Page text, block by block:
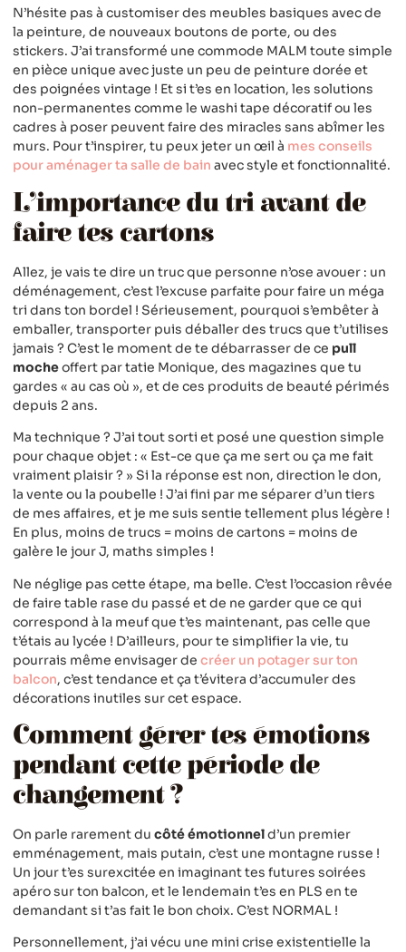
N’hésite pas à customiser des meubles basiques avec de
la peinture, de nouveaux boutons de porte, ou des
stickers. J’ai transformé une commode MALM toute simple
en pièce unique avec juste un peu de peinture dorée et
des poignées vintage ! Et si t’es en location, les solutions
non-permanentes comme le washi tape décoratif ou les
cadres à poser peuvent faire des miracles sans abîmer les
murs. Pour t’inspirer, tu peux jeter un œil à mes conseils
pour aménager ta salle de bain avec style et fonctionnalité.
L’importance du tri avant de
faire tes cartons
Allez, je vais te dire un truc que personne n’ose avouer : un
déménagement, c’est l’excuse parfaite pour faire un méga
tri dans ton bordel ! Sérieusement, pourquoi s’embêter à
emballer, transporter puis déballer des trucs que t’utilises
jamais ? C’est le moment de te débarrasser de ce pull
mocheoffert par tatie Monique, des magazines que tu
gardes « au cas où », et de ces produits de beauté périmés
depuis 2 ans.
Ma technique ? J’ai tout sorti et posé une question simple
pour chaque objet : « Est-ce que ça me sert ou ça me fait
vraiment plaisir ? » Si la réponse est non, direction le don,
la vente ou la poubelle ! J’ai fini par me séparer d’un tiers
de mes affaires, et je me suis sentie tellement plus légère !
En plus, moins de trucs = moins de cartons = moins de
galère le jour J, maths simples !
Ne néglige pas cette étape, ma belle. C’est l’occasion rêvée
de faire table rase du passé et de ne garder que ce qui
correspond à la meuf que t’es maintenant, pas celle que
t’étais au lycée ! D’ailleurs, pour te simplifier la vie, tu
pourrais même envisager de créer un potager sur ton
balcon, c’est tendance et ça t’évitera d’accumuler des
décorations inutiles sur cet espace.
Comment gérer tes émotions
pendant cette période de
changement ?
On parle rarement du côté émotionneld’un premier
emménagement, mais putain, c’est une montagne russe !
Un jour t’es surexcitée en imaginant tes futures soirées
apéro sur ton balcon, et le lendemain t’es en PLS en te
demandant si t’as fait le bon choix. C’est NORMAL !
Personnellement, j’ai vécu une mini crise existentielle la